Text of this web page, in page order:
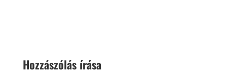
Hozzászólás írása